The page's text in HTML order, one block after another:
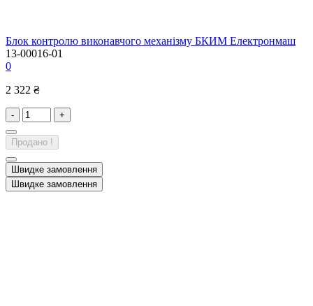
Блок контролю виконавчого механізму БКИМ Електронмаш
13-00016-01
0
2 322 ₴
- +
Продано !
Швидке замовлення
Швидке замовлення